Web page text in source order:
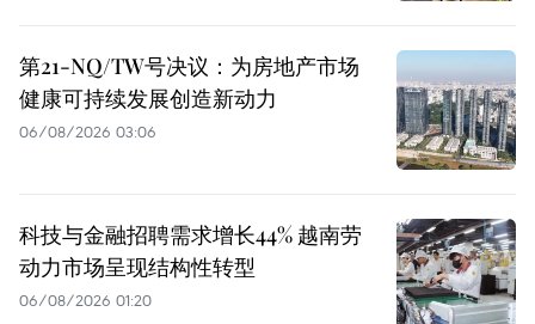
第21-NQ/TW号决议：为房地产市场
健康可持续发展创造新动力
06/08/2026 03:06
科技与金融招聘需求增长44% 越南劳
动力市场呈现结构性转型
06/08/2026 01:20